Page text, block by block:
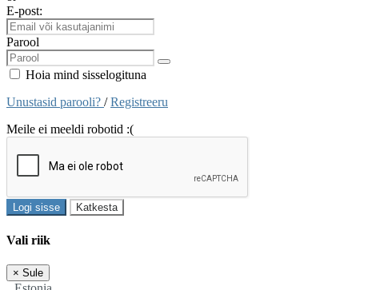
E-post:
Parool
Hoia mind sisselogituna
Unustasid parooli? /Registreeru
Meile ei meeldi robotid :(
Logi sisse Katkesta
Vali riik
× Sule